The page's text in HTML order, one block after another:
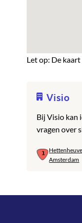
Let op: De
Visio
Bij Visio kan
vragen over
Amsterdam